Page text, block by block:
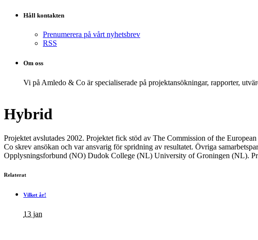
Håll kontakten
Prenumerera på vårt nyhetsbrev
RSS
Om oss
Vi på Amledo & Co är specialiserade på projekt­ansökningar, rapporter,
Hybrid
Projektet avslutades 2002. Projektet fick stöd av The Commission of the
Co skrev ansökan och var ansvarig för spridning av resultatet. Övriga
Opplysningsforbund (NO) Dudok College (NL) University of Groningen (NL).
Relaterat
Vilket år!
13 jan